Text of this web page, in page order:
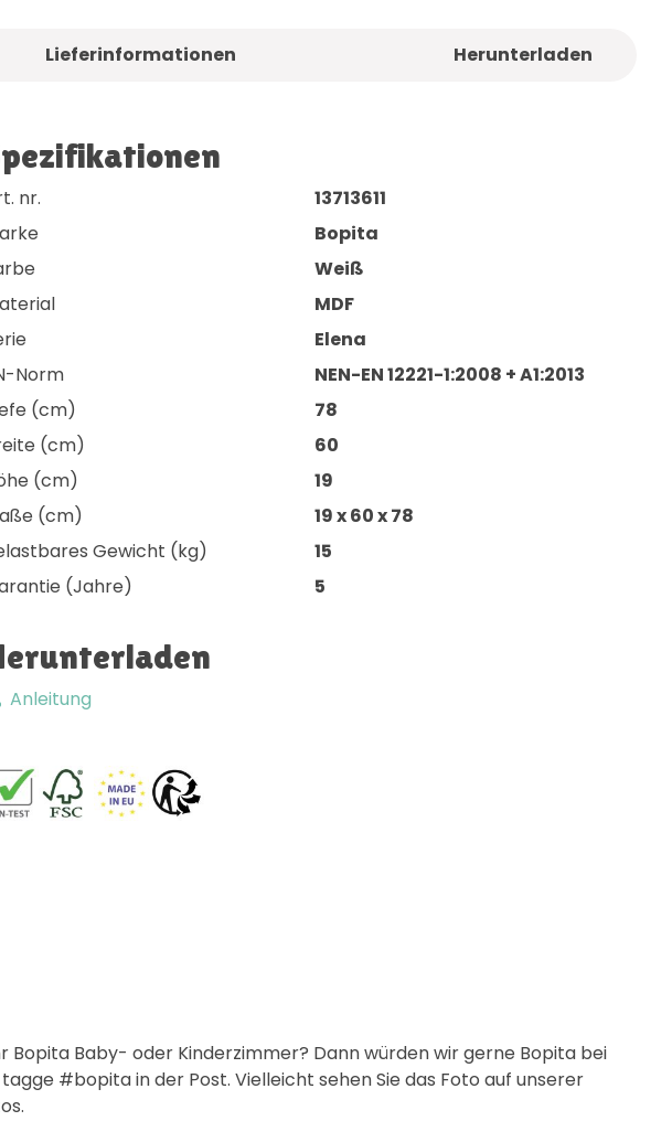
Lieferinformationen Herunterladen
nr.
13713611
Bopita
Weiß
MDF
Elena
Norm
NEN-EN 12221-1:2008 + A1:2013
(cm)
78
(cm)
60
(cm)
19
(cm)
19 x 60 x 78
Gewicht (kg)
15
(Jahre)
5
Anleitung
Bopita Baby- oder Kinderzimmer? Dann würden wir gerne Bopita bei
#bopita in der Post. Vielleicht sehen Sie das Foto auf unserer